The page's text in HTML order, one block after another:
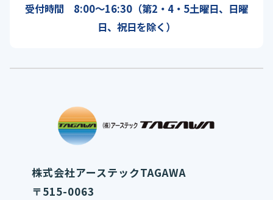
受付時間 8:00～16:30（第2・4・5土曜日、日曜
日、祝日を除く）
株式会社アーステックTAGAWA
〒515-0063